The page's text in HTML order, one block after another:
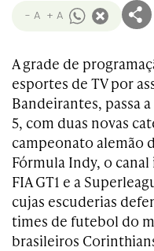
- A + A
A grade de
esportes de TV por
Bandeirantes, passa
5, com duas novas
campeonato alemão
Fórmula Indy, o
FIA GT1 e a
cujas escuderias
times de futebol do
brasileiros